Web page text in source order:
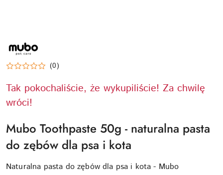
NAZWA
PRODUCENTA:
MUBO
(0)
Tak pokochaliście, że wykupiliście! Za chwilę
wróci!
Mubo Toothpaste 50g - naturalna pasta
do zębów dla psa i kota
Naturalna pasta do zębów dla psa i kota - Mubo